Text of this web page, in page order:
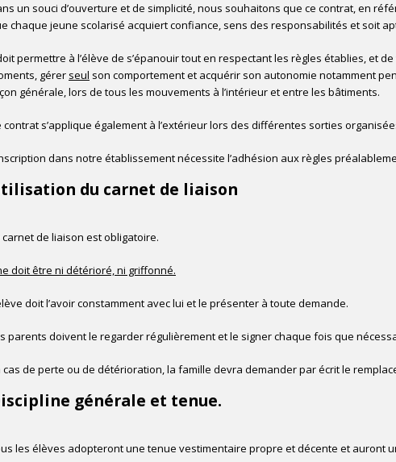
un souci d’ouverture et de simplicité, nous souhaitons que ce contrat, en
chaque jeune scolarisé acquiert confiance, sens des responsabilités et soit
permettre à l’élève de s’épanouir tout en respectant les règles établies, et
gérer seul son comportement et acquérir son autonomie notamment
générale, lors de tous les mouvements à l’intérieur et entre les bâtiments.
contrat s’applique également à l’extérieur lors des différentes sorties
dans notre établissement nécessite l’adhésion aux règles
du carnet de liaison
carnet de liaison est obligatoire.
doit être ni détérioré, ni griffonné.
doit l’avoir constamment avec lui et le présenter à toute demande.
parents doivent le regarder régulièrement et le signer chaque fois que
cas de perte ou de détérioration, la famille devra demander par écrit le
générale et tenue.
les élèves adopteront une tenue vestimentaire propre et décente et auront